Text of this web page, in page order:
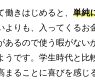
働きはじめると、単純
よりも、入ってくるお
あるので使う暇がない
うです。学生時代と比
まることに喜びを感じ